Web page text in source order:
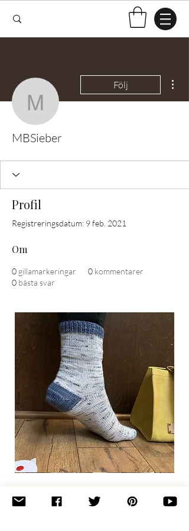
MBSieber
Följ
MBSieber
Profil
Registreringsdatum: 9 feb. 2021
Om
0 gillamarkeringar 0 kommentarer
0 bästa svar
Basic
Socks
Join the newsletter